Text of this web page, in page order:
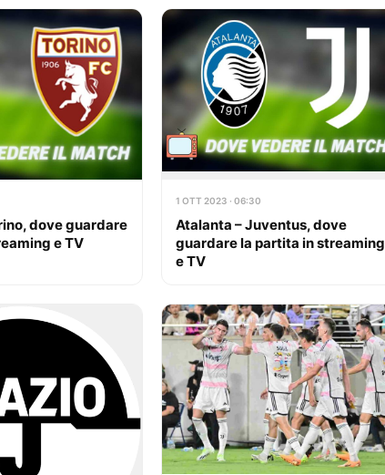
dove guardare
e TV
1 OTT 2023 · 06:30
Atalanta – Juventus, dove
guardare la partita in streaming
e TV